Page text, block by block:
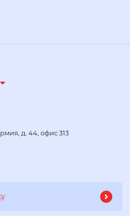
д. 44, офис 313